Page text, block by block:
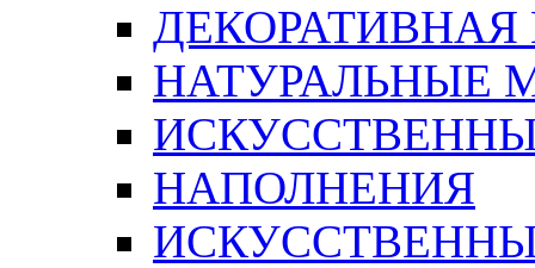
ДЕКОРАТИВНАЯ
НАТУРАЛЬНЫЕ
НАПОЛНЕНИЯ